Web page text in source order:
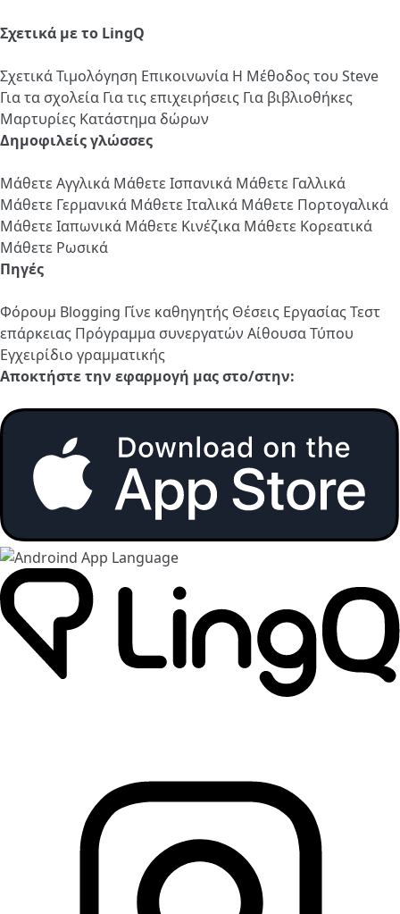
Σχετικά με το LingQ
ΣχετικάΤιμολόγηση Επικοινωνία Η Μέθοδος του Steve
Για τα σχολεία Για τις επιχειρήσεις Για βιβλιοθήκες
Μαρτυρίες Κατάστημα δώρων
Δημοφιλείς γλώσσες
Μάθετε Αγγλικά Μάθετε Ισπανικά Μάθετε Γαλλικά
Μάθετε Γερμανικά Μάθετε Ιταλικά Μάθετε Πορτογαλικά
Μάθετε Ιαπωνικά Μάθετε Κινέζικα Μάθετε Κορεατικά
Μάθετε Ρωσικά
Πηγές
Φόρουμ Blogging Γίνε καθηγητής Θέσεις ΕργασίαςΤεστ
επάρκειας Πρόγραμμα συνεργατών Αίθουσα Τύπου
Εγχειρίδιο γραμματικής
Αποκτήστε την εφαρμογή μας στο/στην: